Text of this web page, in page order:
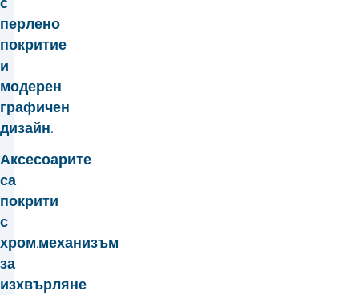
перлено
покритие
и
модерен
графичен
дизайн.
Аксесоарите
са
покрити
с
хром.механизъм
за
изхвърляне